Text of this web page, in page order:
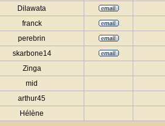
Dilawata
franck
perebrin
skarbone14
Zinga
mid
arthur45
Hélène